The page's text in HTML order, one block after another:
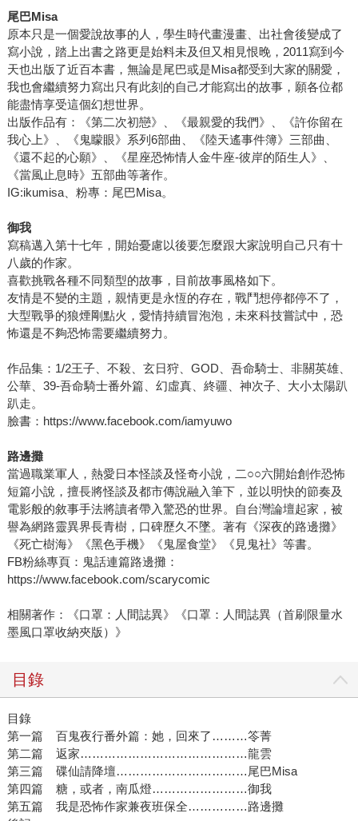
尾巴Misa
原本只是一個愛說故事的人，學生時代畫漫畫、出社會後變成了
寫小說，踏上出書之路更是始料未及但又相見恨晚，2011寫到今
天也出版了近百本書，無論是尾巴或是Misa都受到大家的關愛，
我也會繼續努力寫出只有此刻的自己才能寫出的故事，願各位都
能盡情享受這個幻想世界。
出版作品有：《第二次初戀》、《最親愛的我們》、《許你留在
我心上》、《鬼矇眼》系列6部曲、《陸天遙事件簿》三部曲、
《還不起的心願》、《星座恐怖情人金牛座-彼岸的陌生人》、
《當風止息時》五部曲等著作。
IG:ikumisa、粉專：尾巴Misa。
御我
寫稿邁入第十七年，開始憂慮以後要怎麼跟大家說明自己只有十
八歲的作家。
喜歡挑戰各種不同類型的故事，目前故事風格如下。
友情是不變的主題，親情更是永恆的存在，戰鬥想停都停不了，
大型戰爭的狼煙剛點火，愛情持續冒泡泡，未來科技嘗試中，恐
怖還是不夠恐怖需要繼續努力。
作品集：1/2王子、不殺、玄日狩、GOD、吾命騎士、非關英雄、
公華、39-吾命騎士番外篇、幻虛真、終疆、神次子、大小太陽趴
趴走。
臉書：https://www.facebook.com/iamyuwo
路邊攤
當過職業軍人，熱愛日本怪談及怪奇小說，二○○六開始創作恐怖
短篇小說，擅長將怪談及都市傳說融入筆下，並以明快的節奏及
電影般的敘事手法將讀者帶入驚恐的世界。自台灣論壇起家，被
譽為網路靈異界長青樹，口碑歷久不墜。著有《深夜的路邊攤》
《死亡樹海》《黑色手機》《鬼屋食堂》《見鬼社》等書。
FB粉絲專頁：鬼話連篇路邊攤：
https://www.facebook.com/scarycomic
相關著作：《口罩：人間誌異》《口罩：人間誌異（首刷限量水
墨風口罩收納夾版）》
目錄
目錄
第一篇 百鬼夜行番外篇：她，回來了………笭菁
第二篇 返家……………………………………龍雲
第三篇 碟仙請降壇……………………………尾巴Misa
第四篇 糖，或者，南瓜燈……………………御我
第五篇 我是恐怖作家兼夜班保全……………路邊攤